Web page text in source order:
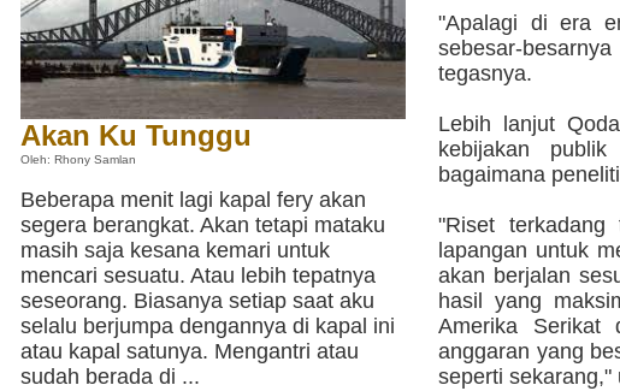
Akan Ku Tunggu
Oleh: Rhony Samlan
Beberapa menit lagi kapal fery akan
segera berangkat. Akan tetapi mataku
masih saja kesana kemari untuk
mencari sesuatu. Atau lebih tepatnya
seseorang. Biasanya setiap saat aku
selalu berjumpa dengannya di kapal ini
atau kapal satunya. Mengantri atau
sudah berada di ...
"Apalagi di era
sebesar-
tegasnya.
Lebih lanjut
kebijakan
bagaimana
"Riset terkadang
lapangan untuk
akan berjalan
hasil yang
Amerika Serikat
anggaran yang
seperti sekarang,"